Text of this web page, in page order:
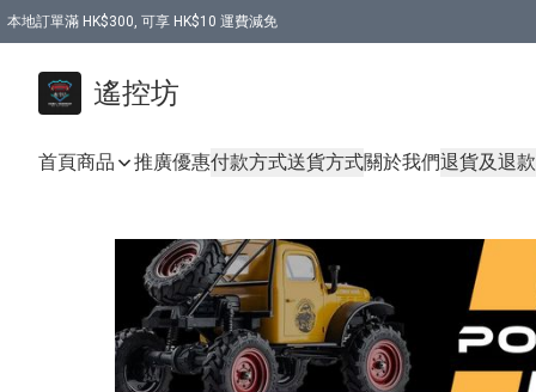
本地訂單滿 HK$300, 可享 HK$10 運費減免
遙控坊
首頁商品 推廣優惠付款方式送貨方式關於我們退貨及退